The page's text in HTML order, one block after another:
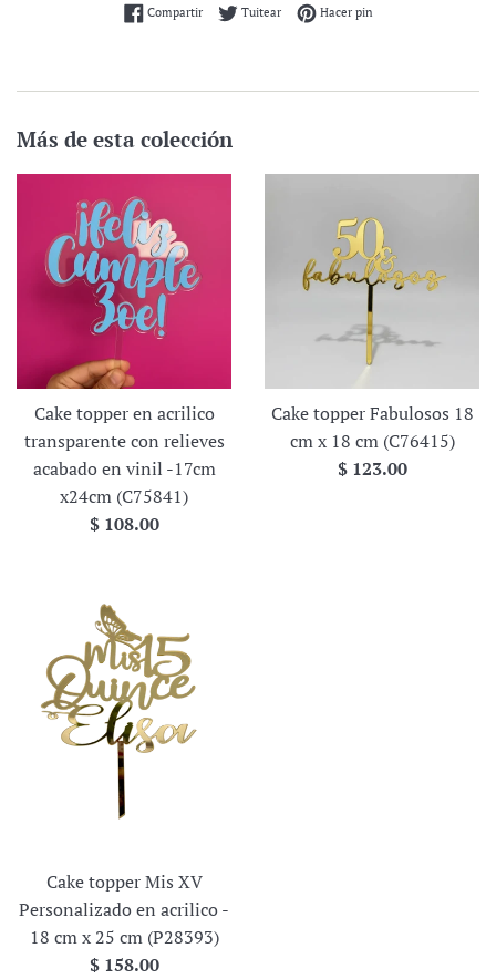
CompartirCompartir en Facebook
TuitearTuitear en Twitter
Hacer pinPinear en Pinterest
Más de esta colección
Cake topper en acrilico
transparente con relieves
acabado en vinil -17cm
x24cm (C75841)
Precio
$ 108.00
Cake topper Fabulosos 18
cm x 18 cm (C76415)
Precio
$ 123.00
Cake topper Mis XV
Personalizado en acrilico -
18 cm x 25 cm (P28393)
Precio
$ 158.00